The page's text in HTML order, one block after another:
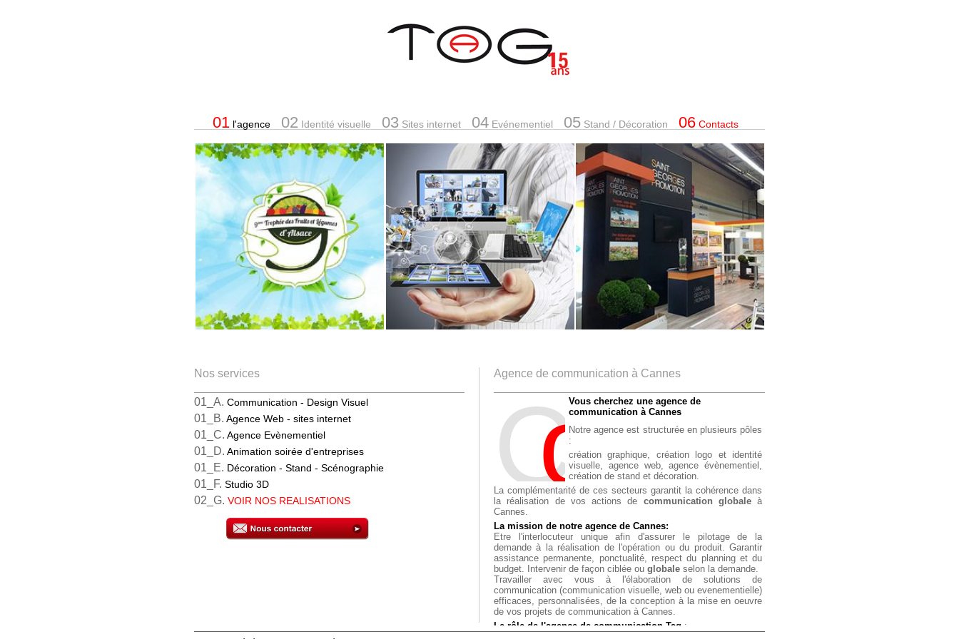
01l'agence 02 Identité visuelle 03 Sites internet 04Evénementiel 05Stand / Décoration 06Contacts
Nos services
01_A. Communication - Design Visuel
01_B. Agence Web - sites internet
01_C. Agence Evènementiel
01_D. Animation soirée d'entreprises
01_E. Décoration - Stand - Scénographie
01_F. Studio 3D
02_G. VOIR NOS REALISATIONS
Agence de communication à Cannes
CoM
Vous cherchez une agence de
communication à Cannes
Notre agence est structurée en plusieurs pôles
:
création graphique,
création logo et identité
visuelle,
agence web,
agence évènementiel,
création de stand et décoration.
La complémentarité de ces secteurs garantit la cohérence dans
la réalisation de vos actions de communication globaleà
Cannes.
La mission de notre agence de Cannes:
Etre l'interlocuteur unique afin d'assurer le pilotage de la
demande à la réalisation de l'opération ou du produit. Garantir
assistance permanente, ponctualité, respect du planning et du
budget. Intervenir de façon ciblée ou globale selon la demande.
Travailler avec vous à l'élaboration de solutions de
communication (communication visuelle, web ou evenementielle)
efficaces, personnalisées, de la conception à la mise en oeuvre
de vos projets de communication à Cannes.
Le rôle de l'agence de communication Tag :